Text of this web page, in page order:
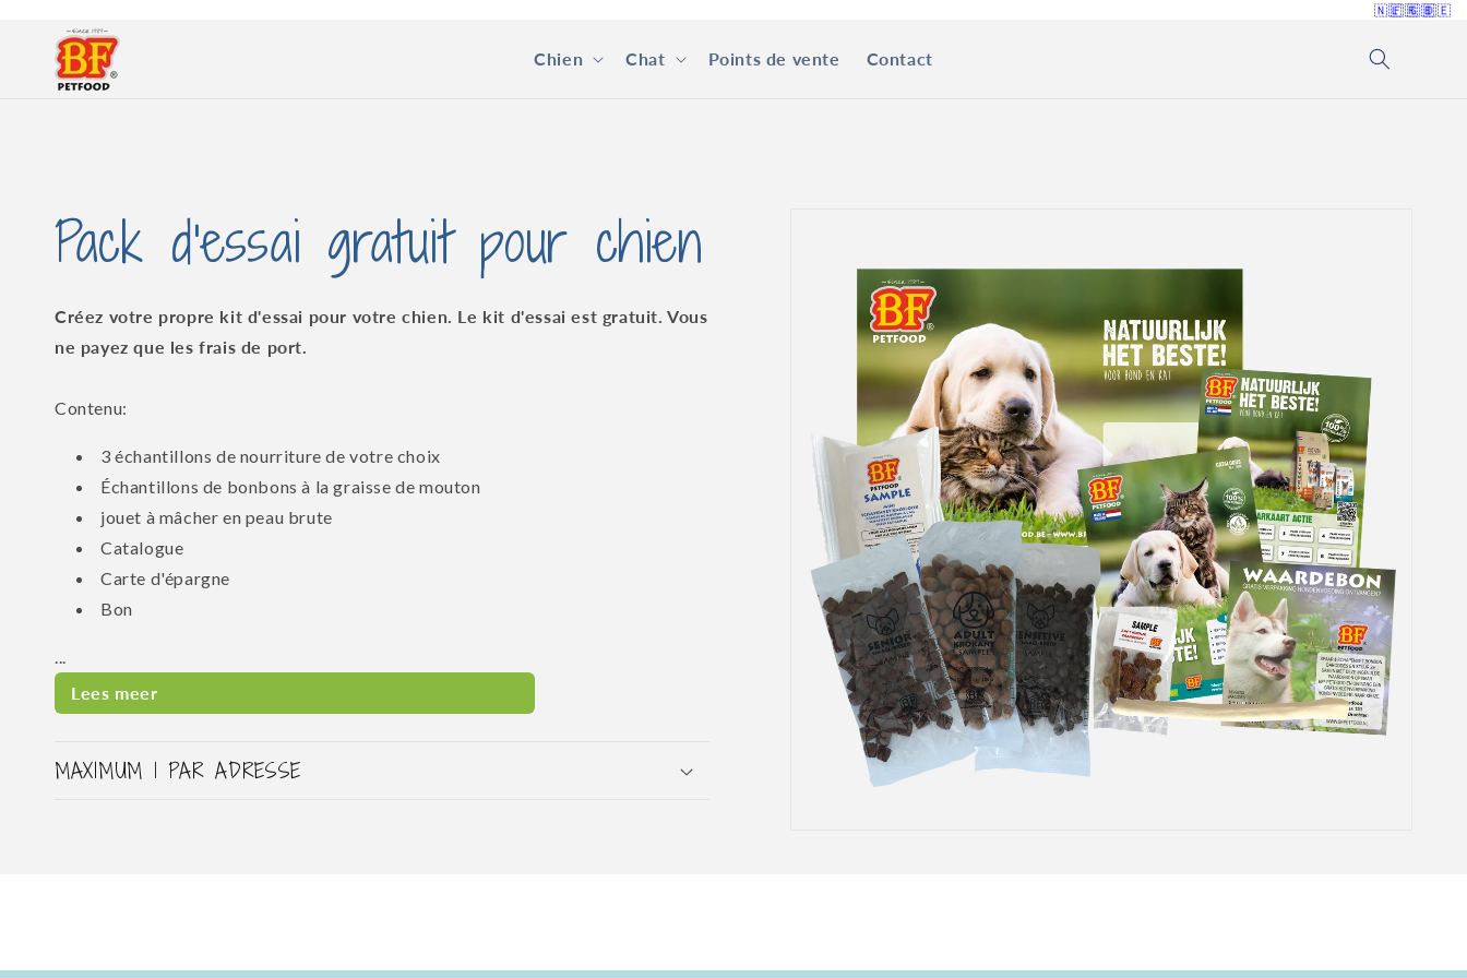
passer
contenu
🇳🇱🇫🇷🇬🇧🇩🇪
Chien Chat Points de vente Contact
Pack d'essai gratuit pour chien
Créez votre propre kit d'essai pour votre chien. Le kit d'essai est gratuit. Vous
ne payez que les frais de port.
Contenu:
3 échantillons de nourriture de votre choix
Échantillons de bonbons à la graisse de mouton
jouet à mâcher en peau brute
Catalogue
Carte d'épargne
Bon
...
Lees meer
MAXIMUM 1 PAR ADRESSE